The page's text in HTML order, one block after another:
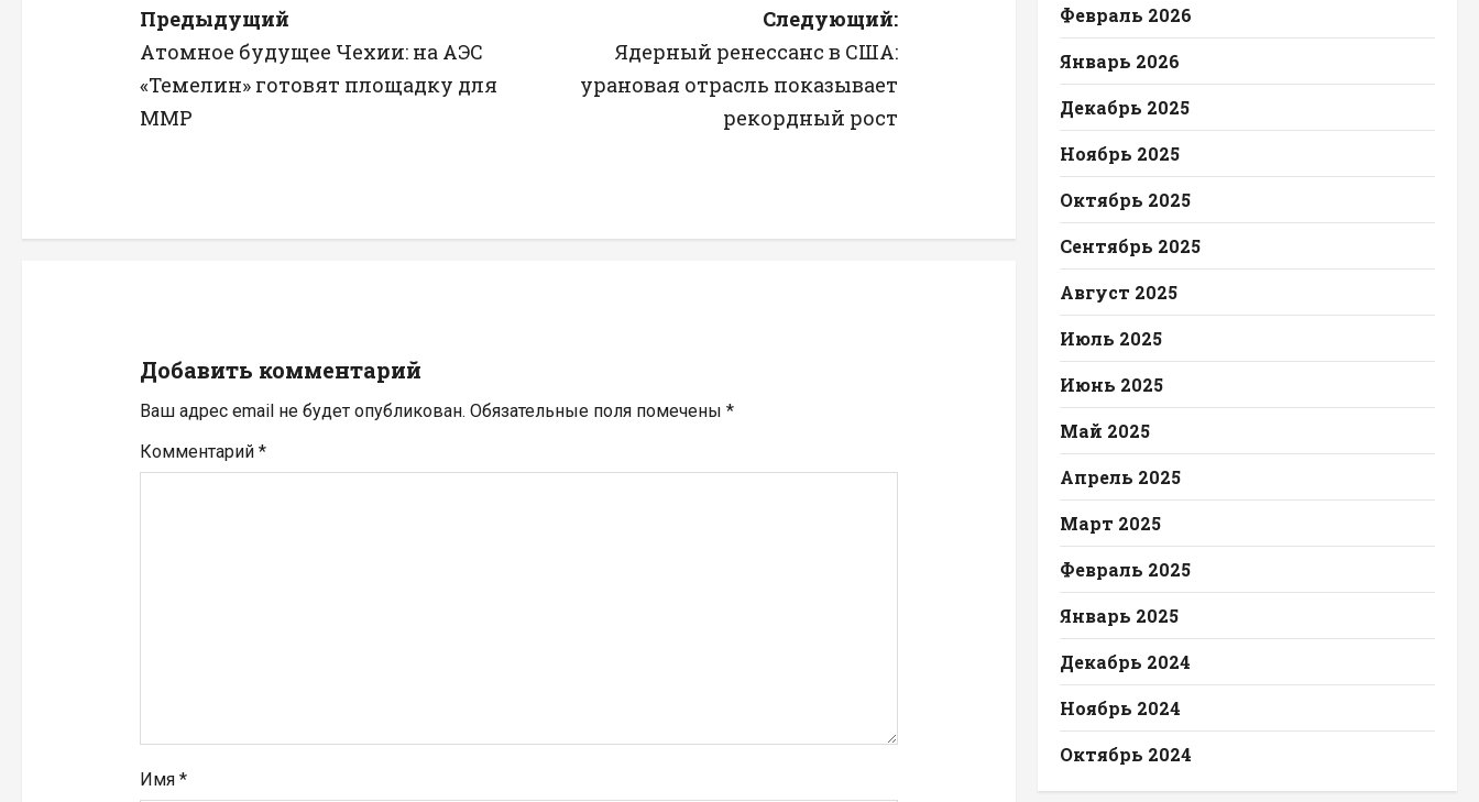
Н
а
в
а
я
п
о
я
Предыдущий
Атомное будущее Чехии: на АЭС
«Темелин» готовят площадку для
ММР
Следующий:
Ядерный ренессанс в США:
урановая отрасль показывает
рекордный рост
Добавить комментарий
Ваш адрес email не будет опубликован. Обязательные поля помечены *
Комментарий *
Имя *
Февраль 2026
Январь 2026
Декабрь 2025
Ноябрь 2025
Октябрь 2025
Сентябрь 2025
Август 2025
Июль 2025
Июнь 2025
Май 2025
Апрель 2025
Март 2025
Февраль 2025
Январь 2025
Декабрь 2024
Ноябрь 2024
Октябрь 2024